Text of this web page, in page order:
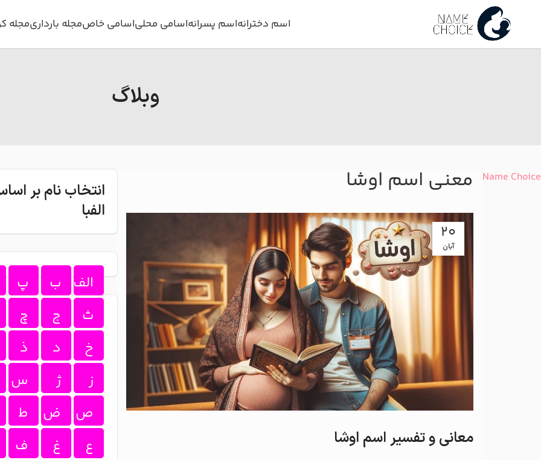
اسم دخترانهاسم پسرانهاسامی محلیاسامی خاصمجله بارداریمجله
وبلاگ
Name Choice معنی اسم اوشا
20
آبان
معانی و تفسیر اسم اوشا
انتخاب نام بر
الفبا
الف ب
پ
ث
ج
چ
خ
د
ذ
ز
ژ
س
ص
ض
ط
ع
غ
ف